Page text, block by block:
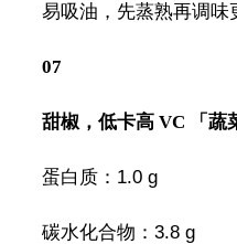
易吸油，先蒸熟再调味
07
甜椒，低卡高 VC 「蔬
蛋白质：1.0 g
碳水化合物：3.8 g